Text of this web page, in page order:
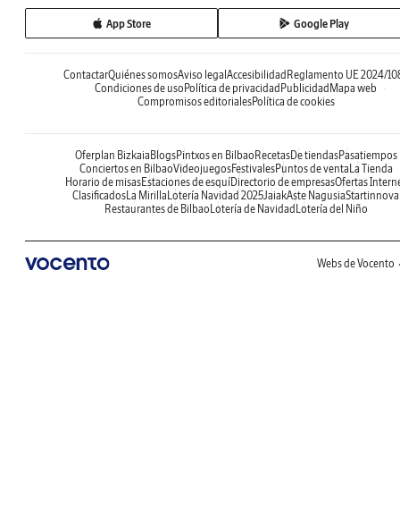
App Store Google Play
ContactarQuiénes somosAviso legal Accesibilidad Reglamento UE 2024/
Condiciones de uso Política de privacidad Publicidad Mapa web
Compromisos editorialesPolítica de cookies
Oferplan Bizkaia BlogsPintxos en Bilbao RecetasDe tiendasPasatiempos
Conciertos en BilbaoVideojuegosFestivalesPuntos de venta La Tienda
Horario de misasEstaciones de esquíDirectorio de empresasOfertas
ClasificadosLa Mirilla Lotería Navidad 2025JaiakAste NagusiaStartinnova
Restaurantes de Bilbao Lotería de Navidad Lotería del Niño
Webs de Vocento